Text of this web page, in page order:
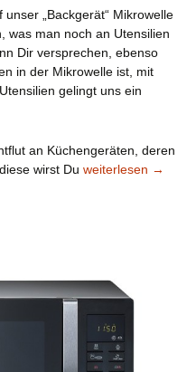
unser „Backgerät“ Mikrowelle
was man noch an Utensilien
Dir versprechen, ebenso
in der Mikrowelle ist, mit
gelingt uns ein
an Küchengeräten, deren
wirst Du Unser „Werkzeug“
weiterlesen →